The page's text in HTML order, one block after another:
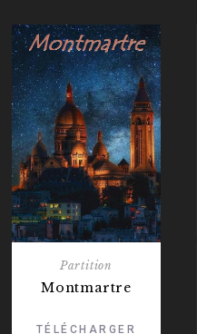
Partition
Montmartre
TÉLÉCHARGER